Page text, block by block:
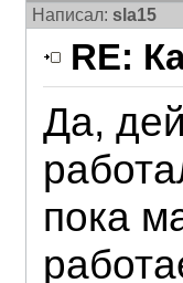
Написал: sla15
RE:
Да,
пока